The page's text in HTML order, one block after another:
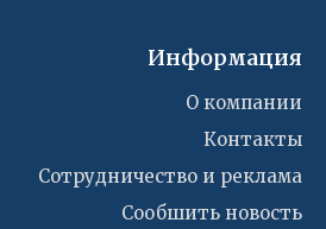
Информация
О компании
Контакты
Сотрудничество и реклама
Сообшить новость